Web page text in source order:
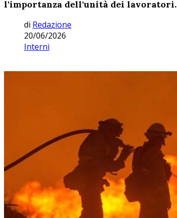
l'importanza dell'unità dei lavoratori.
di Redazione
20/06/2026
Interni